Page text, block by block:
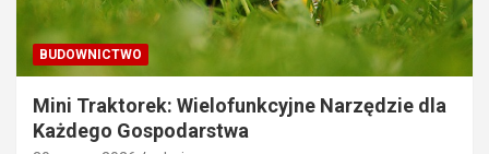
BUDOWNICTWO
Mini Traktorek: Wielofunkcyjne Narzędzie dla
Każdego Gospodarstwa